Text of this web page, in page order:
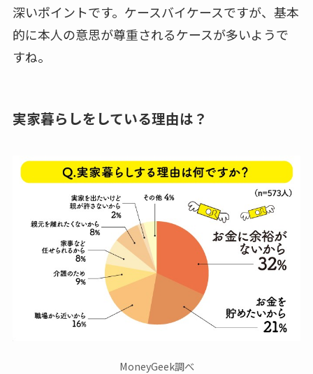
深いポイントです。ケースバイケースですが、基本
的に本人の意思が尊重されるケースが多いようで
すね。
実家暮らしをしている理由は？
MoneyGeek調べ